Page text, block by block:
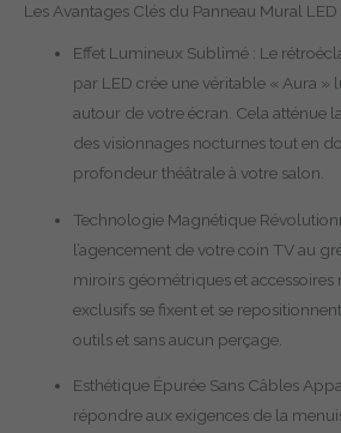
Les Avantages Clés du Panneau Mural
Effet Lumineux Sublimé : Le
par LED crée une véritable « Aura »
autour de votre écran. Cela atténue
des visionnages nocturnes tout en
profondeur théâtrale à votre salon.
Technologie Magnétique
l’agencement de votre coin TV au
miroirs géométriques et
exclusifs se fixent et se
outils et sans aucun perçage.
Esthétique Épurée Sans Câbles
répondre aux exigences de la